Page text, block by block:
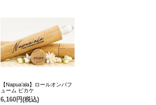
【Napua’ala】ロールオンパフ
ューム ピカケ
6,160円(税込)